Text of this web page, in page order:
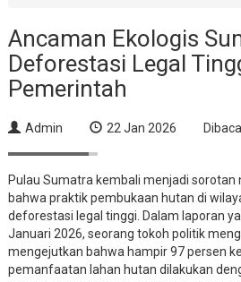
Ancaman Ekologis
Deforestasi Legal
Pemerintah
Admin 22 Jan 2026
Pulau Sumatra kembali menjadi
bahwa praktik pembukaan hutan di
deforestasi legal tinggi. Dalam laporan
Januari 2026, seorang tokoh politik
mengejutkan bahwa hampir 97 persen
pemanfaatan lahan hutan dilakukan